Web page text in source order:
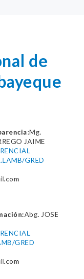
de
Mg.
JAIME
GRED
Abg. JOSE
GRED